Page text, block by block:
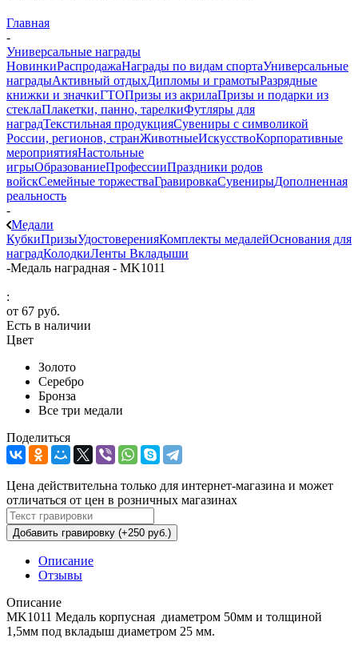
Главная
-
Универсальные награды
НовинкиРаспродажаНаграды по видам спортаУниверсальные
наградыАктивный отдыхДипломы и грамотыРазрядные
книжки и значкиГТОПризы из акрилаПризы и подарки из
стеклаПлакетки, панно, тарелкиФутляры для
наградТекстильная продукцияСувениры с символикой
России, регионов, странЖивотныеИскусствоКорпоративные
мероприятияНастольные
игрыОбразованиеПрофессииПраздники родов
войскСемейные торжестваГравировкаСувенирыДополненная
реальность
-
Медали
КубкиПризыУдостоверенияКомплекты медалейОснования для
наградКолодкиЛенты Вкладыши
-Медаль наградная - MK1011
:
от 67 руб.
Есть в наличии
Цвет
Золото
Серебро
Бронза
Все три медали
Поделиться
Цена действительна только для интернет-магазина и может
отличаться от цен в розничных магазинах
Добавить гравировку (+250 руб.)
Описание
Отзывы
Описание
MK1011 Медаль корпусная диаметром 50мм и толщиной
1,5мм под вкладыш диаметром 25 мм.